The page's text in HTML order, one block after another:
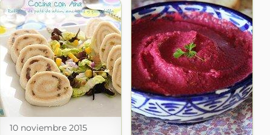
10 noviembre 2015